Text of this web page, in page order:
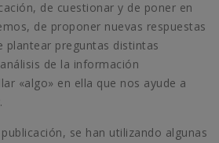
de cuestionar y de poner en
de proponer nuevas respuestas
plantear preguntas distintas
de la información
«algo» en ella que nos ayude a
se han utilizando algunas